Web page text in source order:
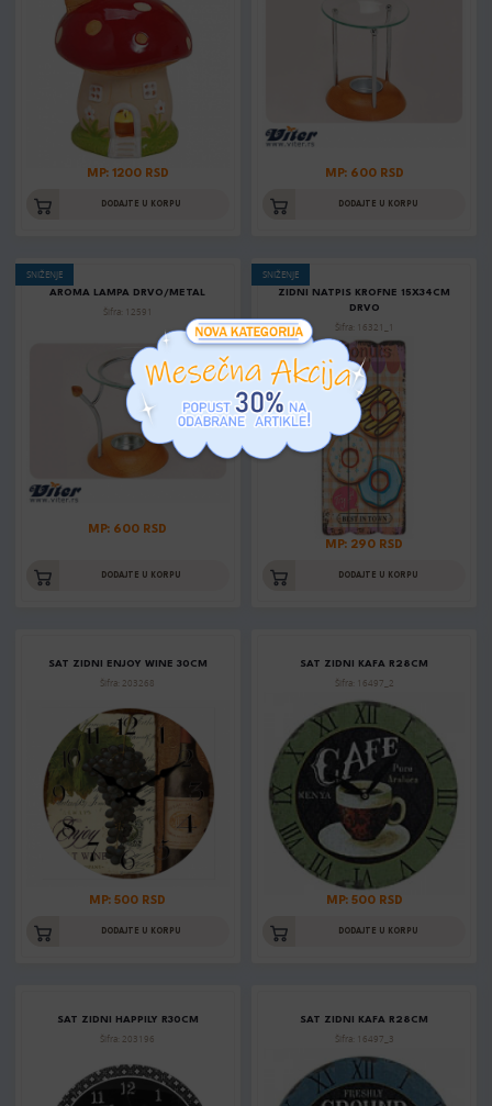
MP: 1200 RSD
DODAJTE U KORPU
MP: 600 RSD
DODAJTE U KORPU
SNIŽENJE
AROMA LAMPA DRVO/METAL
Šifra: 12591
MP: 600 RSD
DODAJTE U KORPU
SNIŽENJE
ZIDNI NATPIS KROFNE 15X34CM
DRVO
Šifra: 16321_1
MP: 290 RSD
DODAJTE U KORPU
SAT ZIDNI ENJOY WINE 30CM
Šifra: 203268
MP: 500 RSD
DODAJTE U KORPU
SAT ZIDNI KAFA R28CM
Šifra: 16497_2
MP: 500 RSD
DODAJTE U KORPU
SAT ZIDNI HAPPILY R30CM
Šifra: 203196
SAT ZIDNI KAFA R28CM
Šifra: 16497_3